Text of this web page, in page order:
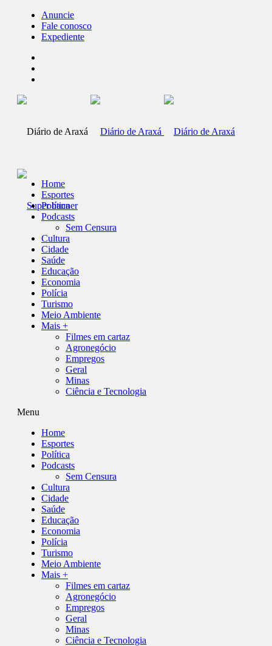
Anuncie
Fale conosco
Expediente
Home
Esportes
Política
Podcasts
Sem Censura
Cultura
Cidade
Saúde
Educação
Economia
Polícia
Turismo
Meio Ambiente
Mais +
Filmes em cartaz
Agronegócio
Empregos
Geral
Minas
Ciência e Tecnologia
Menu
Home
Esportes
Política
Podcasts
Sem Censura
Cultura
Cidade
Saúde
Educação
Economia
Polícia
Turismo
Meio Ambiente
Mais +
Filmes em cartaz
Agronegócio
Empregos
Geral
Minas
Ciência e Tecnologia